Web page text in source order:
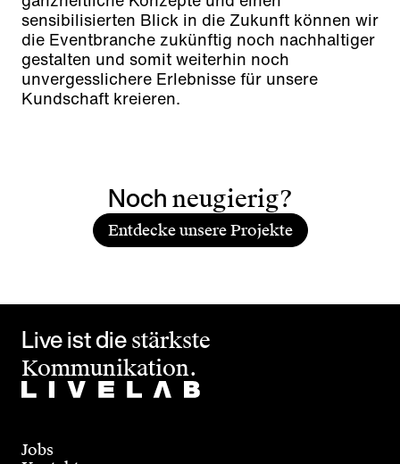
sensibilisierten Blick in die Zukunft können wir
die Eventbranche zukünftig noch nachhaltiger
gestalten und somit weiterhin noch
unvergesslichere Erlebnisse für unsere
Kundschaft kreieren.
Noch neugierig?
Entdecke unsere Projekte
Live ist die stärkste
Kommunikation.
Jobs